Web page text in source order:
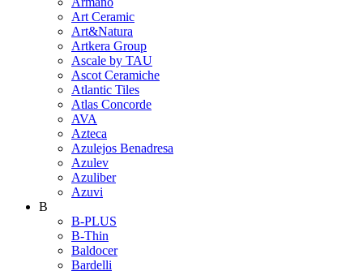
Art Ceramic
Art&Natura
Artkera Group
Ascale by TAU
Ascot Ceramiche
Atlantic Tiles
Atlas Concorde
AVA
Azteca
Azulejos Benadresa
Azulev
Azuliber
Azuvi
B
B-PLUS
B-Thin
Baldocer
Bardelli